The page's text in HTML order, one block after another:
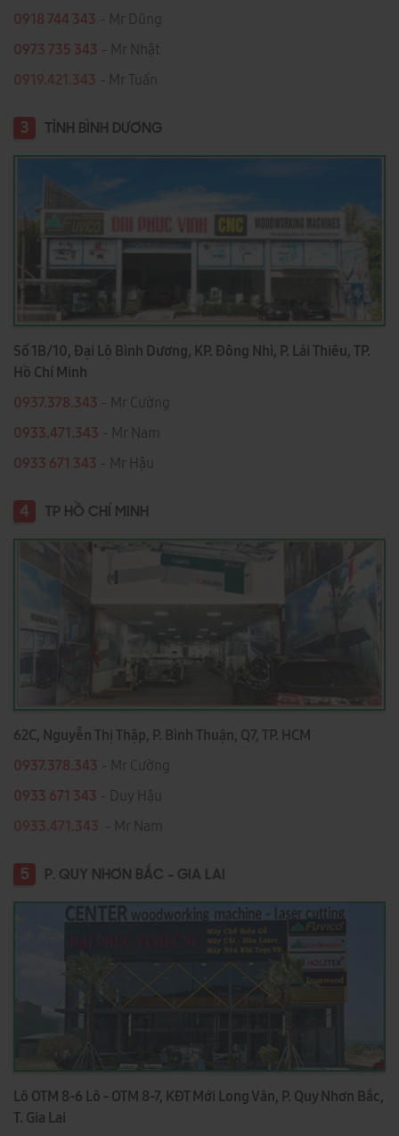
0918 744 343 - Mr Dũng
0973 735 343 - Mr Nhật
0919.421.343 ​​​​​​ - Mr Tuấn
3 TỈNH BÌNH DƯƠNG
Số 1B/10, Đại Lộ Bình Dương, KP. Đông Nhì, P. Lái Thiêu, TP.
Hồ Chí Minh
0937.378.343 - Mr Cường
0933.471.343 - Mr Nam
0933 671 343 - Mr Hậu
4 TP HỒ CHÍ MINH
62C, Nguyễn Thị Thập, P. Bình Thuận, Q7, TP. HCM
0937.378.343 - Mr Cường
0933 671 343 - Duy Hậu
0933.471.343 - Mr Nam
5 P. QUY NHƠN BẮC - GIA LAI
Lô OTM 8-6 Lô - OTM 8-7, KĐT Mới Long Vân, P. Quy Nhơn Bắc,
T. Gia Lai